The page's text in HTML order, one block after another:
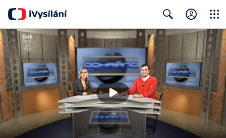
Search Close